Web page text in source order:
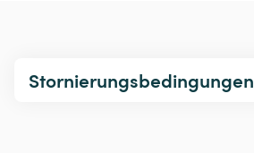
Stornierungsbedingungen